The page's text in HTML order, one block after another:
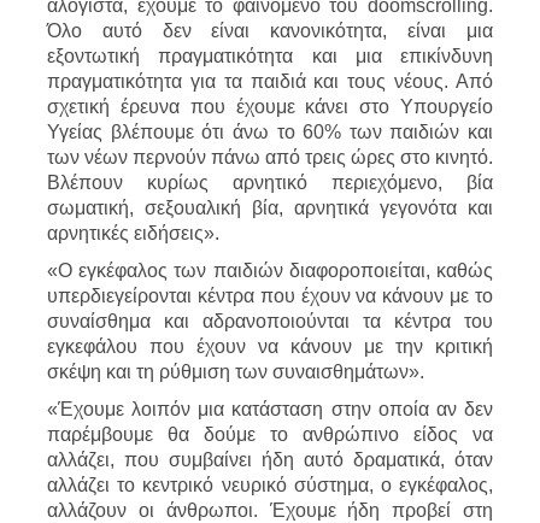
αλόγιστα, έχουμε το φαινόμενο του doomscrolling.
Όλο αυτό δεν είναι κανονικότητα, είναι μια
εξοντωτική πραγματικότητα και μια επικίνδυνη
πραγματικότητα για τα παιδιά και τους νέους. Από
σχετική έρευνα που έχουμε κάνει στο Υπουργείο
Υγείας βλέπουμε ότι άνω το 60% των παιδιών και
των νέων περνούν πάνω από τρεις ώρες στο κινητό.
Βλέπουν κυρίως αρνητικό περιεχόμενο, βία
σωματική, σεξουαλική βία, αρνητικά γεγονότα και
αρνητικές ειδήσεις».
«Ο εγκέφαλος των παιδιών διαφοροποιείται, καθώς
υπερδιεγείρονται κέντρα που έχουν να κάνουν με το
συναίσθημα και αδρανοποιούνται τα κέντρα του
εγκεφάλου που έχουν να κάνουν με την κριτική
σκέψη και τη ρύθμιση των συναισθημάτων».
«Έχουμε λοιπόν μια κατάσταση στην οποία αν δεν
παρέμβουμε θα δούμε το ανθρώπινο είδος να
αλλάζει, που συμβαίνει ήδη αυτό δραματικά, όταν
αλλάζει το κεντρικό νευρικό σύστημα, ο εγκέφαλος,
αλλάζουν οι άνθρωποι. Έχουμε ήδη προβεί στη